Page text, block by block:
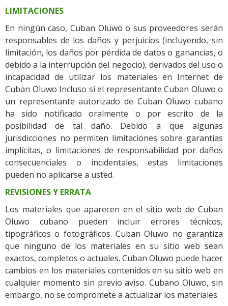
LIMITACIONES
En ningún caso, Cuban Oluwo o sus proveedores serán
responsables de los daños y perjuicios (incluyendo, sin
limitación, los daños por pérdida de datos o ganancias, o
debido a la interrupción del negocio), derivados del uso o
incapacidad de utilizar los materiales en Internet de
Cuban Oluwo Incluso si el representante Cuban Oluwo o
un representante autorizado de Cuban Oluwo cubano
ha sido notificado oralmente o por escrito de la
posibilidad de tal daño. Debido a que algunas
jurisdicciones no permiten limitaciones sobre garantías
implícitas, o limitaciones de responsabilidad por daños
consecuenciales o incidentales, estas limitaciones
pueden no aplicarse a usted.
REVISIONES Y ERRATA
Los materiales que aparecen en el sitio web de Cuban
Oluwo cubano pueden incluir errores técnicos,
tipográficos o fotográficos. Cuban Oluwo no garantiza
que ninguno de los materiales en su sitio web sean
exactos, completos o actuales. Cuban Oluwo puede hacer
cambios en los materiales contenidos en su sitio web en
cualquier momento sin previo aviso. Cubano Oluwo, sin
embargo, no se compromete a actualizar los materiales.